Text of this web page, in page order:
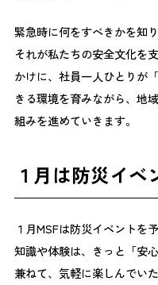
緊急時に何をすべきかを知
それが私たちの安全文化を
かけに、社員一人ひとりが
きる環境を育みながら、地
組みを進めていきます。
１月は防災イベ
１月MSFは防災イベントを
知識や体験は、きっと「安
兼ねて、気軽に楽しんでい